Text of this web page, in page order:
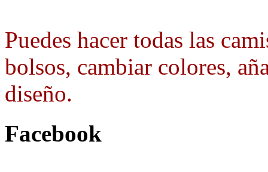
Puedes hacer todas las
bolsos, cambiar colores,
diseño.
Facebook